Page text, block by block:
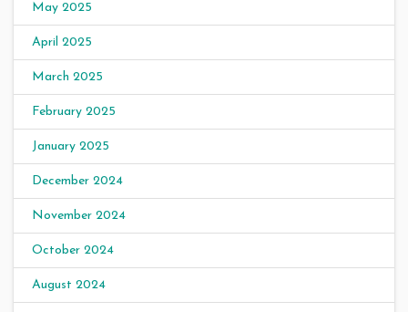
May 2025
April 2025
March 2025
February 2025
January 2025
December 2024
November 2024
October 2024
August 2024